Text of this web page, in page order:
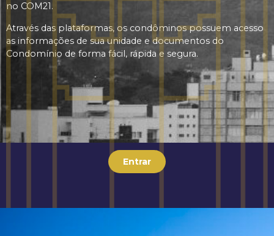
no COM21.
Através das plataformas, os condôminos possuem acesso
as informações de sua unidade e documentos do
Condomínio de forma fácil, rápida e segura.
Entrar